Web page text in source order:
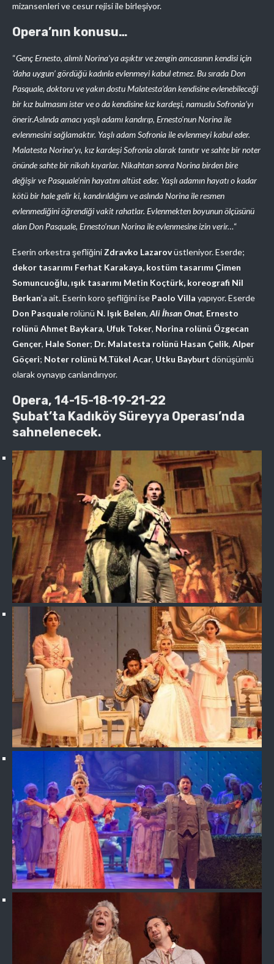
mizansenleri ve cesur rejisi ile birleşiyor.
Opera’nın konusu…
“Genç Ernesto, alımlı Norina’ya aşıktır ve zengin amcasının kendisi için
‘daha uygun’ gördüğü kadınla evlenmeyi kabul etmez. Bu sırada Don
Pasquale, doktoru ve yakın dostu Malatesta’dan kendisine evlenebileceği
bir kız bulmasını ister ve o da kendisine kız kardeşi, namuslu Sofronia’yı
önerir.Aslında amacı yaşlı adamı kandırıp, Ernesto’nun Norina ile
evlenmesini sağlamaktır. Yaşlı adam Sofronia ile evlenmeyi kabul eder.
Malatesta Norina’yı, kız kardeşi Sofronia olarak tanıtır ve sahte bir noter
önünde sahte bir nikah kıyarlar. Nikahtan sonra Norina birden bire
değişir ve Pasquale’nin hayatını altüst eder. Yaşlı adamın hayatı o kadar
kötü bir hale gelir ki, kandırıldığını ve aslında Norina ile resmen
evlenmediğini öğrendiği vakit rahatlar. Evlenmekten boyunun ölçüsünü
alan Don Pasquale, Ernesto’nun Norina ile evlenmesine izin verir…“
Eserin orkestra şefliğiniZdravko Lazarovüstleniyor. Eserde;
dekor tasarımı Ferhat Karakaya, kostüm tasarımı Çimen
Somuncuoğlu, ışık tasarımı Metin Koçtürk, koreografi Nil
Berkan’a ait. Eserin koro şefliğini ise Paolo Villa yapıyor. Eserde
Don Pasqualerolünü N. Işık Belen,Ali İhsan Onat, Ernesto
rolünü Ahmet Baykara, Ufuk Toker, Norina rolünü Özgecan
Gençer, Hale Soner; Dr. Malatesta rolünü Hasan Çelik, Alper
Göçeri; Noter rolünü M.Tükel Acar, Utku Bayburt dönüşümlü
olarak oynayıp canlandırıyor.
Opera, 14-15-18-19-21-22
Şubat’ta Kadıköy Süreyya Operası’nda
sahnelenecek.